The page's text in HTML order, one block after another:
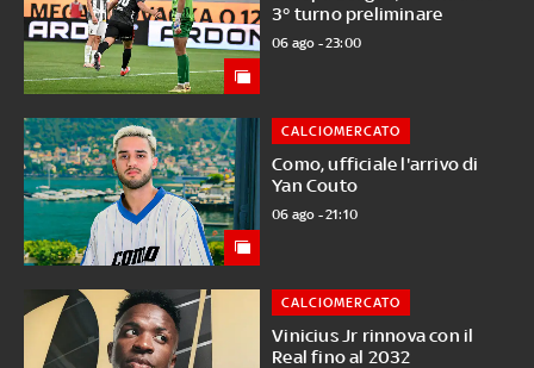
3° turno preliminare
06 ago - 23:00
Como, ufficiale l'arrivo di
Yan Couto
CALCIOMERCATO
06 ago - 21:10
Vinicius Jr rinnova con il
Real fino al 2032
CALCIOMERCATO